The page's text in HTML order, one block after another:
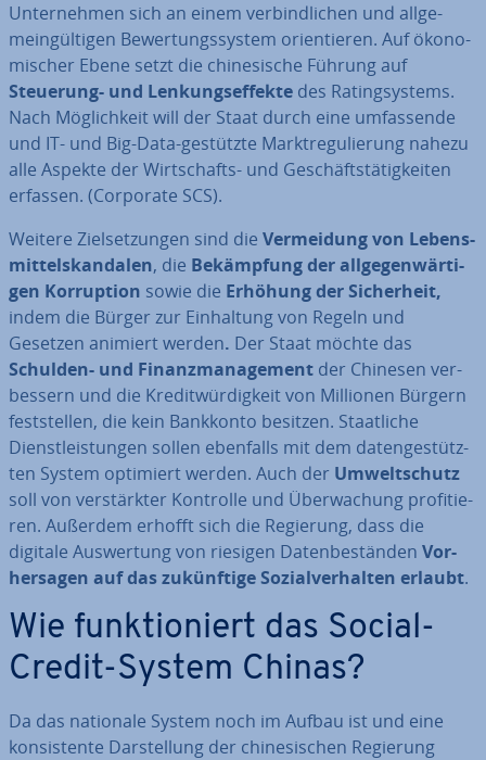
Un­ter­neh­men sich an einem ver­bind­li­chen und all­ge­
mein­gül­ti­gen Be­wer­tungs­sys­tem ori­en­tie­ren. Auf öko­no­
mi­scher Ebene setzt die chi­ne­si­sche Führung auf
Steuerung- und Len­kungs­ef­fek­te des Ra­ting­sys­tems.
Nach Mög­lich­keit will der Staat durch eine um­fas­sen­de
und IT- und Big-Data-gestützte Markt­re­gu­lie­rung nahezu
alle Aspekte der Wirt­schafts- und Ge­schäfts­tä­tig­kei­ten
erfassen. (Corporate SCS).
Weitere Ziel­set­zun­gen sind die Ver­mei­dung von Le­bens­
mit­tel­skan­da­len, die Be­kämp­fung der all­ge­gen­wär­ti­
gen Kor­rup­ti­on sowie die Erhöhung der Si­cher­heit,
indem die Bürger zur Ein­hal­tung von Regeln und
Gesetzen animiert werden. Der Staat möchte das
Schulden- und Fi­nanz­ma­nage­ment der Chinesen ver­
bes­sern und die Kre­dit­wür­dig­keit von Millionen Bürgern
fest­stel­len, die kein Bankkonto besitzen. Staat­li­che
Dienst­leis­tun­gen sollen ebenfalls mit dem da­ten­ge­stütz­
ten System optimiert werden. Auch der Um­welt­schutz
soll von ver­stärk­ter Kontrolle und Über­wa­chung pro­fi­tie­
ren. Außerdem erhofft sich die Regierung, dass die
digitale Aus­wer­tung von riesigen Da­ten­be­stän­den Vor­
her­sa­gen auf das zu­künf­ti­ge So­zi­al­ver­hal­ten erlaubt.
Wie funk­tio­niert das Social-
Credit-System Chinas?
Da das nationale System noch im Aufbau ist und eine
kon­sis­ten­te Dar­stel­lung der chi­ne­si­schen Regierung